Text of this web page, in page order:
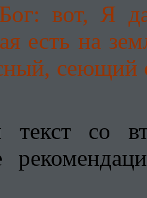
вот, Я
есть на
текст со